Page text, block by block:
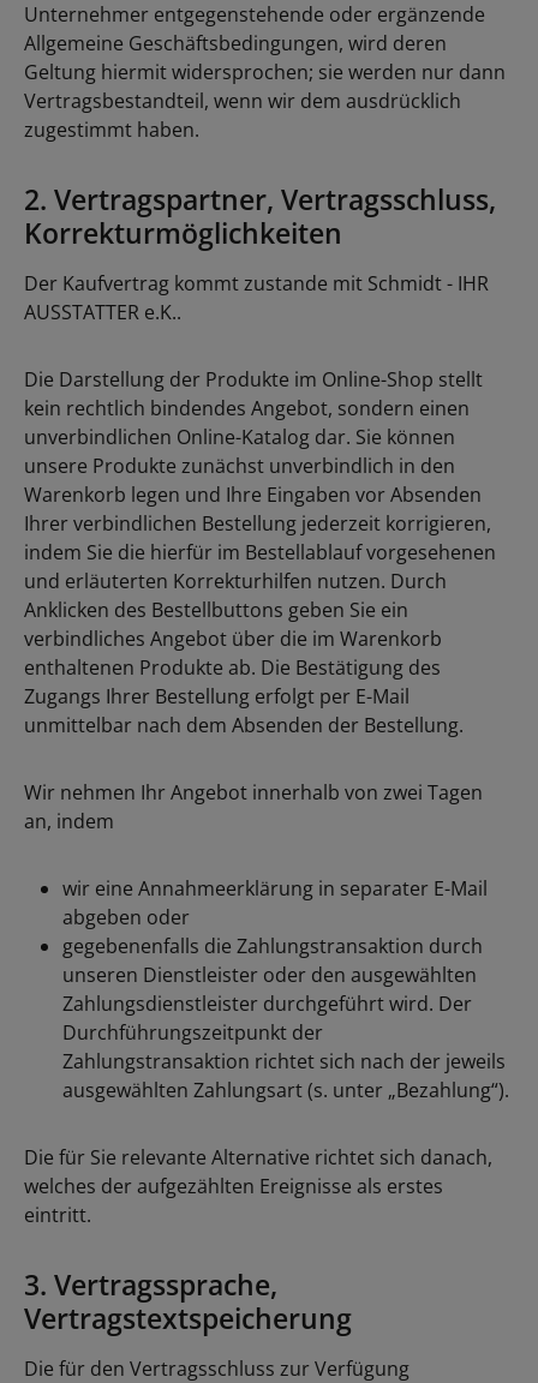
Unternehmer entgegenstehende oder ergänzende
Allgemeine Geschäftsbedingungen, wird deren
Geltung hiermit widersprochen; sie werden nur dann
Vertragsbestandteil, wenn wir dem ausdrücklich
zugestimmt haben.
2. Vertragspartner, Vertragsschluss,
Korrekturmöglichkeiten
Der Kaufvertrag kommt zustande mit Schmidt - IHR
AUSSTATTER e.K..
Die Darstellung der Produkte im Online-Shop stellt
kein rechtlich bindendes Angebot, sondern einen
unverbindlichen Online-Katalog dar. Sie können
unsere Produkte zunächst unverbindlich in den
Warenkorb legen und Ihre Eingaben vor Absenden
Ihrer verbindlichen Bestellung jederzeit korrigieren,
indem Sie die hierfür im Bestellablauf vorgesehenen
und erläuterten Korrekturhilfen nutzen. Durch
Anklicken des Bestellbuttons geben Sie ein
verbindliches Angebot über die im Warenkorb
enthaltenen Produkte ab. Die Bestätigung des
Zugangs Ihrer Bestellung erfolgt per E-Mail
unmittelbar nach dem Absenden der Bestellung.
Wir nehmen Ihr Angebot innerhalb von zwei Tagen
an, indem
wir eine Annahmeerklärung in separater E-Mail
abgeben oder
gegebenenfalls die Zahlungstransaktion durch
unseren Dienstleister oder den ausgewählten
Zahlungsdienstleister durchgeführt wird. Der
Durchführungszeitpunkt der
Zahlungstransaktion richtet sich nach der jeweils
ausgewählten Zahlungsart (s. unter „Bezahlung“).
Die für Sie relevante Alternative richtet sich danach,
welches der aufgezählten Ereignisse als erstes
eintritt.
3. Vertragssprache,
Vertragstextspeicherung
Die für den Vertragsschluss zur Verfügung